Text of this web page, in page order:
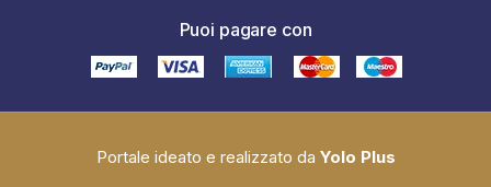
Puoi pagare con
Portale ideato e realizzato da Yolo Plus